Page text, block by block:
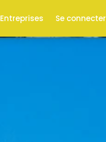
Entreprises Se connecter